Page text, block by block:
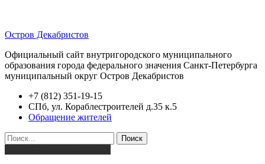
Остров Декабристов
Официальный сайт внутригородского муниципального
образования города федерального значения Санкт-Петербурга
муниципальный округ Остров Декабристов
+7 (812) 351-19-15
СПб, ул. Кораблестроителей д.35 к.5
Обращение жителей
Поиск